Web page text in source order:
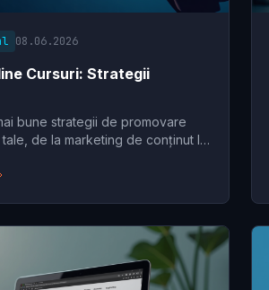
08.06.2026
Cursuri: Strategii
bune strategii de promovare
de la marketing de conținut la